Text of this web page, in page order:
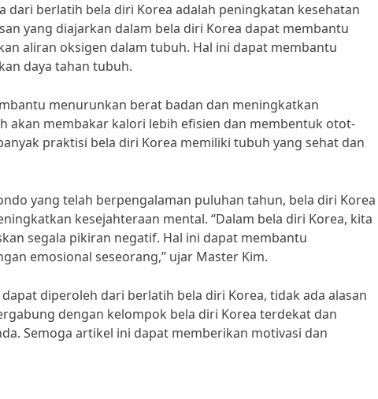
dari berlatih bela diri Korea adalah peningkatan kesehatan
yang diajarkan dalam bela diri Korea dapat membantu
aliran oksigen dalam tubuh. Hal ini dapat membantu
daya tahan tubuh.
menurunkan berat badan dan meningkatkan
akan membakar kalori lebih efisien dan membentuk otot-
praktisi bela diri Korea memiliki tubuh yang sehat dan
yang telah berpengalaman puluhan tahun, bela diri Korea
kesejahteraan mental. “Dalam bela diri Korea, kita
segala pikiran negatif. Hal ini dapat membantu
emosional seseorang,” ujar Master Kim.
diperoleh dari berlatih bela diri Korea, tidak ada alasan
dengan kelompok bela diri Korea terdekat dan
Semoga artikel ini dapat memberikan motivasi dan